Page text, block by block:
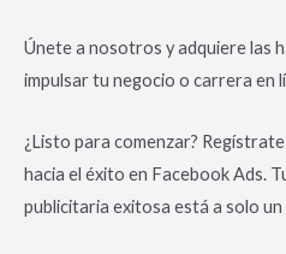
Únete a nosotros y adquiere las
impulsar tu negocio o carrera en
¿Listo para comenzar?
hacia el éxito en Facebook Ads.
publicitaria exitosa está a solo un